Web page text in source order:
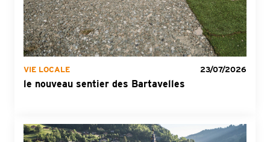
VIE LOCALE 23/07/2026
le nouveau sentier des Bartavelles